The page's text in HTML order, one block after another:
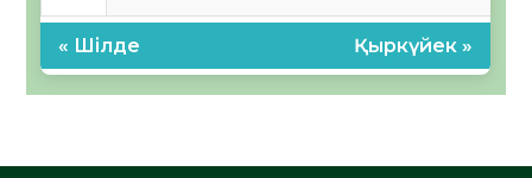
« Шілде Қыркүйек »